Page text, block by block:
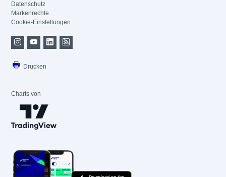
Datenschutz
Markenrechte
Cookie-Einstellungen
Drucken
Charts von